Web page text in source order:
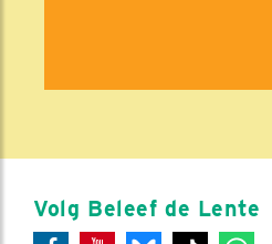
Volg Beleef de Lente